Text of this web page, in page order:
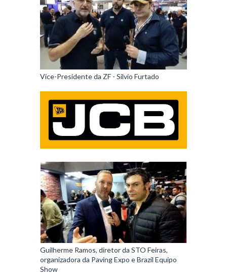
Vice-Presidente da ZF - Silvio Furtado
Guilherme Ramos, diretor da STO Feiras,
organizadora da Paving Expo e Brazil Equipo
Show